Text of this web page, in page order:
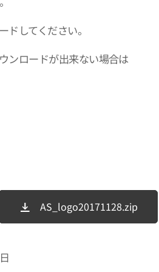
してください。
ンロードが出来ない場合は
AS_logo20171128.zip